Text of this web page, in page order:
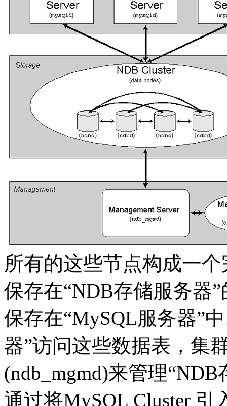
所有的这些节点构成一
保存在“NDB存储服务器
保存在“MySQL服务器”
器”访问这些数据表，集
(ndb_mgmd)来管理
通过将MySQL Cluster